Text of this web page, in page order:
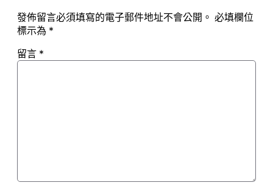
發佈留言必須填寫的電子郵件地址不會公開。 必填欄位
標示為 *
留言 *